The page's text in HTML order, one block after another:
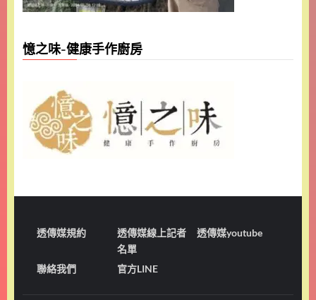
憶之味-健康手作廚房
透傳媒規約
透傳媒線上記者
名單
透傳媒youtube
聯絡我們 官方LINE